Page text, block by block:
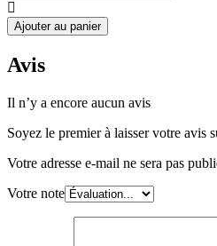
Stickers
Sushi
Ajouter au panier
Avis
Il n’y a encore aucun avis
Soyez le premier à laisser votre avis
Votre adresse e-mail ne sera pas
Votre note